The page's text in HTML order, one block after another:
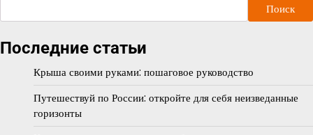
Поиск
Последние статьи
Крыша своими руками: пошаговое руководство
Путешествуй по России: откройте для себя неизведанные
горизонты